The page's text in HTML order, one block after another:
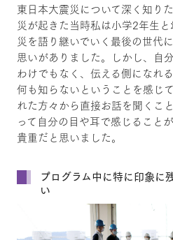
東日本大震災について深く知り
災が起きた当時私は小学2年生
災を語り継いでいく最後の世代
思いがありました。しかし、自
わけでもなく、伝える側になれ
何も知らないということを感じ
れた方々から直接お話を聞くこ
って自分の目や耳で感じること
貴重だと思いました。
プログラム中に特に印象に
い